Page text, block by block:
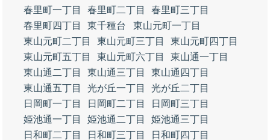
春里町一丁目
春里町二丁目
春里町三丁目
春里町四丁目
東千種台
東山元町一丁目
東山元町二丁目
東山元町三丁目
東山元町四丁目
東山元町五丁目
東山元町六丁目
東山通一丁目
東山通二丁目
東山通三丁目
東山通四丁目
東山通五丁目
光が丘一丁目
光が丘二丁目
日岡町一丁目
日岡町二丁目
日岡町三丁目
姫池通一丁目
姫池通二丁目
姫池通三丁目
日和町二丁目
日和町三丁目
日和町四丁目